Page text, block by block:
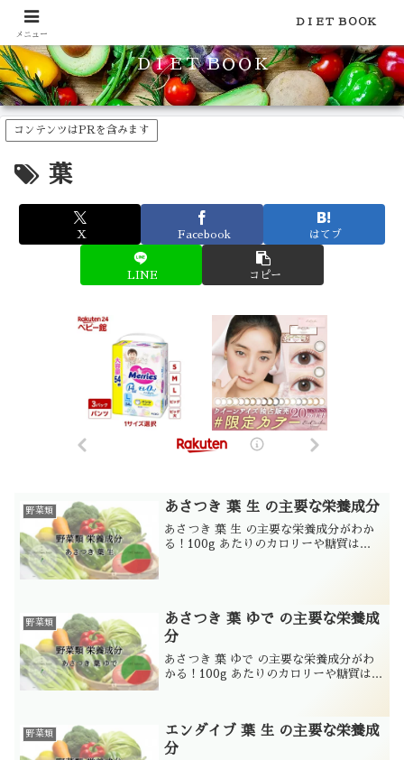
食品のカロリーや糖質などの栄養素がわかる！健康やダイエットに
ＤＩＥＴ ＢＯＯＫ
コンテンツはPRを含みます
葉
X Facebook はてブ
LINE コピー
野菜類 あさつき 葉 生 の主要な栄養成分
あさつき 葉 生 の主要な栄養成分がわか
る！100g あたりのカロリーや糖質は...
野菜類
あさつき 葉 ゆで の主要な栄養成
分
あさつき 葉 ゆで の主要な栄養成分がわ
かる！100g あたりのカロリーや糖質は...
野菜類
エンダイブ 葉 生 の主要な栄養成
分
メニュー
ＤＩＥＴ ＢＯＯＫ